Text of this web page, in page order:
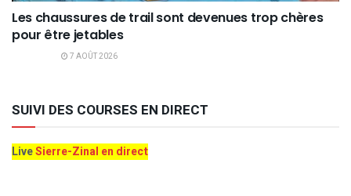
Les chaussures de trail sont devenues trop chères
pour être jetables
7 AOÛT 2026
SUIVI DES COURSES EN DIRECT
LiveSierre-Zinal en direct